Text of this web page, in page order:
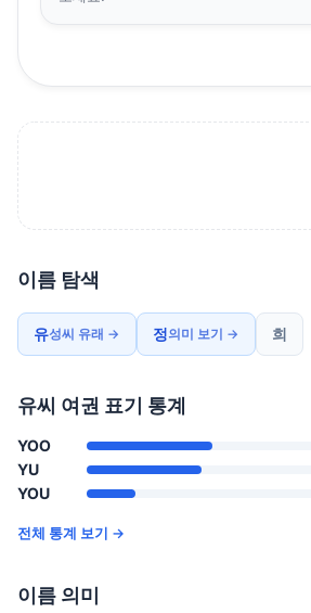
이름 탐색
유성씨 유래 → 정의미 보기 → 희
유씨 여권 표기 통계
YOO
YU
YOU
전체 통계 보기 →
이름 의미